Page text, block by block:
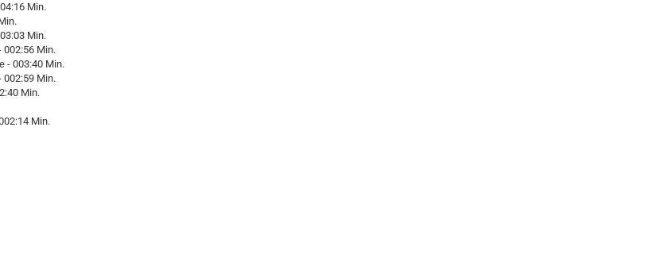
Min.
Min.
002:56 Min.
- 003:40 Min.
002:59 Min.
Min.
Min.